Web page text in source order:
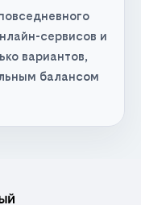
сервисов и
вариантов,
балансом